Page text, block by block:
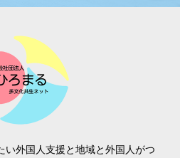
い外国人支援と地域と外国人がつ